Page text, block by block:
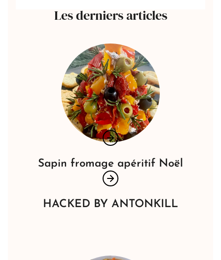
Les derniers articles
Sapin fromage apéritif Noël
HACKED BY ANTONKILL